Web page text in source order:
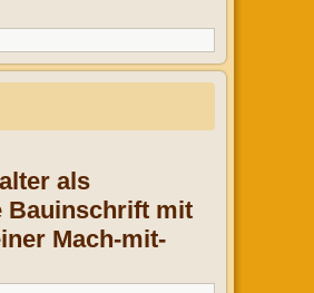
als
Bauinschrift mit
Mach-mit-